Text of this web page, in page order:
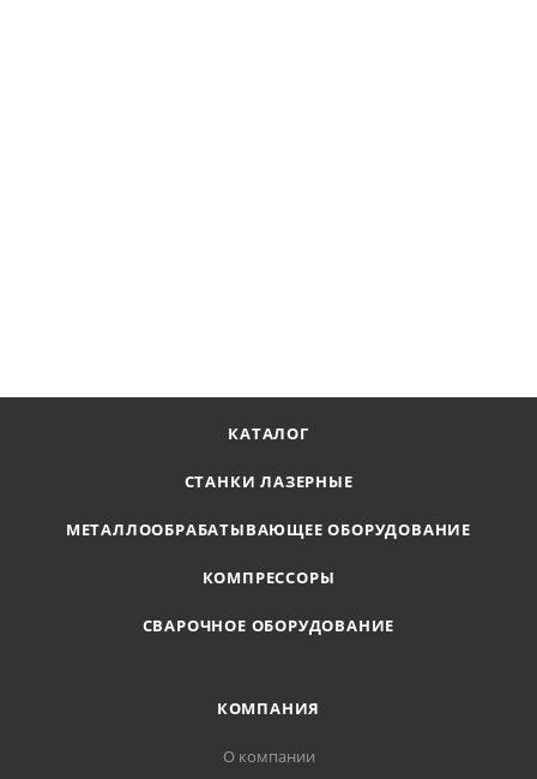
КАТАЛОГ
СТАНКИ ЛАЗЕРНЫЕ
МЕТАЛЛООБРАБАТЫВАЮЩЕЕ ОБОРУДОВАНИЕ
КОМПРЕССОРЫ
СВАРОЧНОЕ ОБОРУДОВАНИЕ
КОМПАНИЯ
О компании